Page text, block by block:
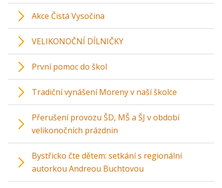
Akce Čistá Vysočina
VELIKONOČNÍ DÍLNIČKY
První pomoc do škol
Tradiční vynášení Moreny v naší školce
Přerušení provozu ŠD, MŠ a ŠJ v období
velikonočních prázdnin
Bystřicko čte dětem: setkání s regionální
autorkou Andreou Buchtovou